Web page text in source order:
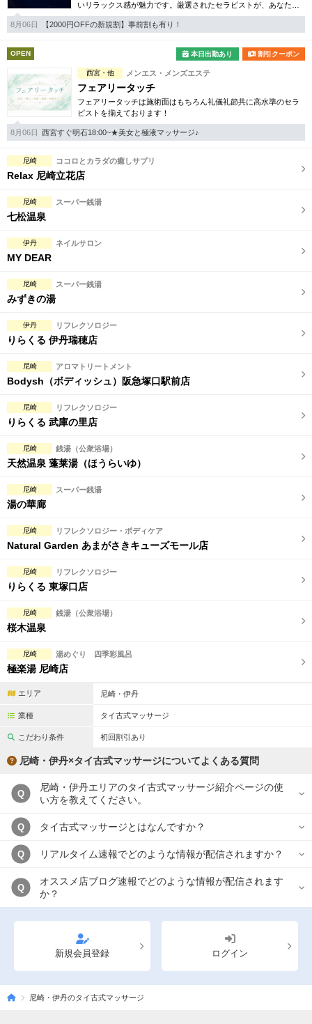
閉じる
いリラックス感が魅力です。厳選されたセラピストが、あなただ
けの特別な時間を演出。尼崎エリアでワンランク上の癒しをお探
しなら、ぜひ。
8月06日 【2000円OFFの新規割】事前割も有り！
OPEN 本日出勤あり 割引クーポン
西宮・他 メンエス・メンズエステ
フェアリータッチ
フェアリータッチは施術面はもちろん礼儀礼節共に高水準のセラ
ピストを揃えております！
8月06日 西宮すぐ明石18:00~★美女と極液マッサージ♪
尼崎 ココロとカラダの癒しサプリ
Relax 尼崎立花店
尼崎 スーパー銭湯
七松温泉
伊丹 ネイルサロン
MY DEAR
尼崎 スーパー銭湯
みずきの湯
伊丹 リフレクソロジー
りらくる 伊丹瑞穂店
尼崎 アロマトリートメント
Bodysh（ボディッシュ）阪急塚口駅前店
尼崎 リフレクソロジー
りらくる 武庫の里店
尼崎 銭湯（公衆浴場）
天然温泉 蓬莱湯（ほうらいゆ）
尼崎 スーパー銭湯
湯の華廊
尼崎 リフレクソロジー・ボディケア
Natural Garden あまがさきキューズモール店
尼崎 リフレクソロジー
りらくる 東塚口店
尼崎 銭湯（公衆浴場）
桜木温泉
尼崎 湯めぐり 四季彩風呂
極楽湯 尼崎店
エリア 尼崎・伊丹
業種 タイ古式マッサージ
こだわり条件 初回割引あり
尼崎・伊丹×タイ古式マッサージについてよくある質問
Q
尼崎・伊丹エリアのタイ古式マッサージ紹介ページの使
い方を教えてください。
Q タイ古式マッサージとはなんですか？
Q リアルタイム速報でどのような情報が配信されますか？
Q
オススメ店ブログ速報でどのような情報が配信されます
か？
新規会員登録 ログイン
尼崎・伊丹のタイ古式マッサージ